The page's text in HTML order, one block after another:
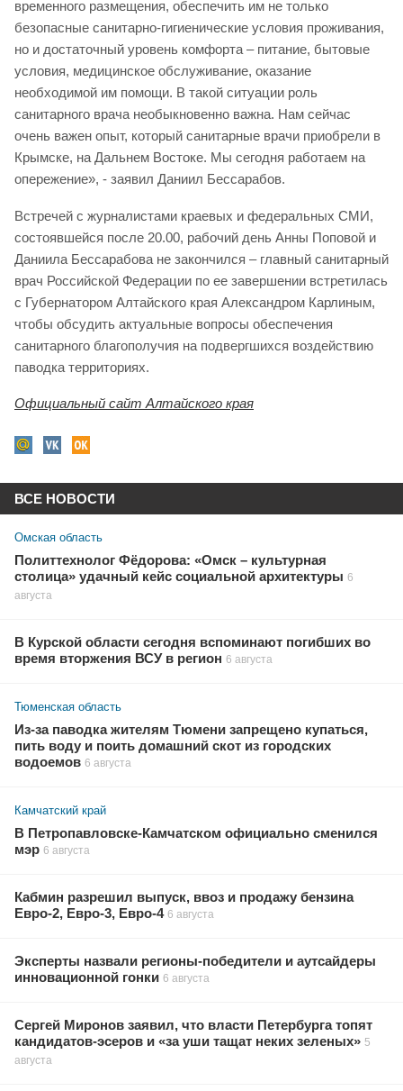
временного размещения, обеспечить им не только
безопасные санитарно-гигиенические условия проживания,
но и достаточный уровень комфорта – питание, бытовые
условия, медицинское обслуживание, оказание
необходимой им помощи. В такой ситуации роль
санитарного врача необыкновенно важна. Нам сейчас
очень важен опыт, который санитарные врачи приобрели в
Крымске, на Дальнем Востоке. Мы сегодня работаем на
опережение», - заявил Даниил Бессарабов.
Встречей с журналистами краевых и федеральных СМИ,
состоявшейся после 20.00, рабочий день Анны Поповой и
Даниила Бессарабова не закончился – главный санитарный
врач Российской Федерации по ее завершении встретилась
с Губернатором Алтайского края Александром Карлиным,
чтобы обсудить актуальные вопросы обеспечения
санитарного благополучия на подвергшихся воздействию
паводка территориях.
Официальный сайт Алтайского края
ВСЕ НОВОСТИ
Омская область
Политтехнолог Фёдорова: «Омск – культурная
столица» удачный кейс социальной архитектуры 6
августа
В Курской области сегодня вспоминают погибших во
время вторжения ВСУ в регион 6 августа
Тюменская область
Из-за паводка жителям Тюмени запрещено купаться,
пить воду и поить домашний скот из городских
водоемов 6 августа
Камчатский край
В Петропавловске-Камчатском официально сменился
мэр 6 августа
Кабмин разрешил выпуск, ввоз и продажу бензина
Евро-2, Евро-3, Евро-4 6 августа
Эксперты назвали регионы-победители и аутсайдеры
инновационной гонки 6 августа
Сергей Миронов заявил, что власти Петербурга топят
кандидатов-эсеров и «за уши тащат неких зеленых» 5
августа